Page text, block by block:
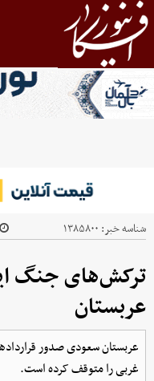
شناسه خبر: ۱۳۸۵۸۰۰
ترکش‌های جنگ
عربستان
عربستان سعودی صدور
غربی را متوقف کرده است.